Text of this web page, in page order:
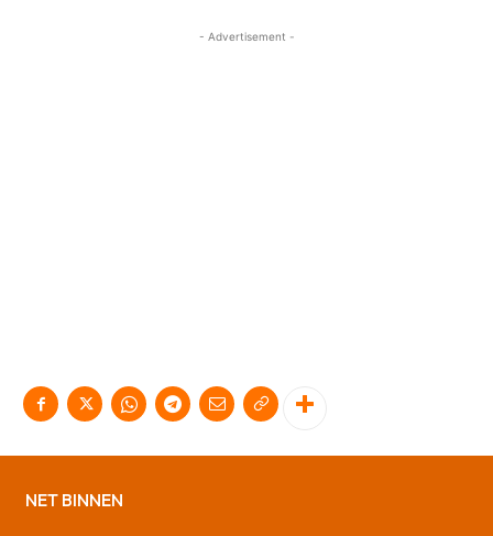
- Advertisement -
NET BINNEN